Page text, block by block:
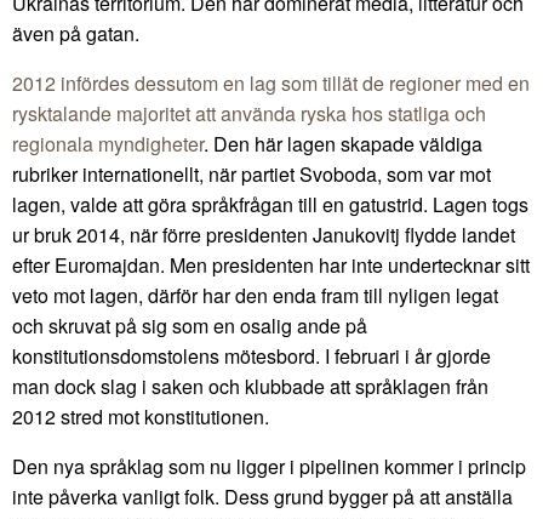
även på gatan.
2012 infördes dessutom en lag som tillät de regioner med en
rysktalande majoritet att använda ryska hos statliga och
regionala myndigheter. Den här lagen skapade väldiga
rubriker internationellt, när partiet Svoboda, som var mot
lagen, valde att göra språkfrågan till en gatustrid. Lagen togs
ur bruk 2014, när förre presidenten Janukovitj flydde landet
efter Euromajdan. Men presidenten har inte undertecknar sitt
veto mot lagen, därför har den enda fram till nyligen legat
och skruvat på sig som en osalig ande på
konstitutionsdomstolens mötesbord. I februari i år gjorde
man dock slag i saken och klubbade att språklagen från
2012 stred mot konstitutionen.
Den nya språklag som nu ligger i pipelinen kommer i princip
inte påverka vanligt folk. Dess grund bygger på att anställa